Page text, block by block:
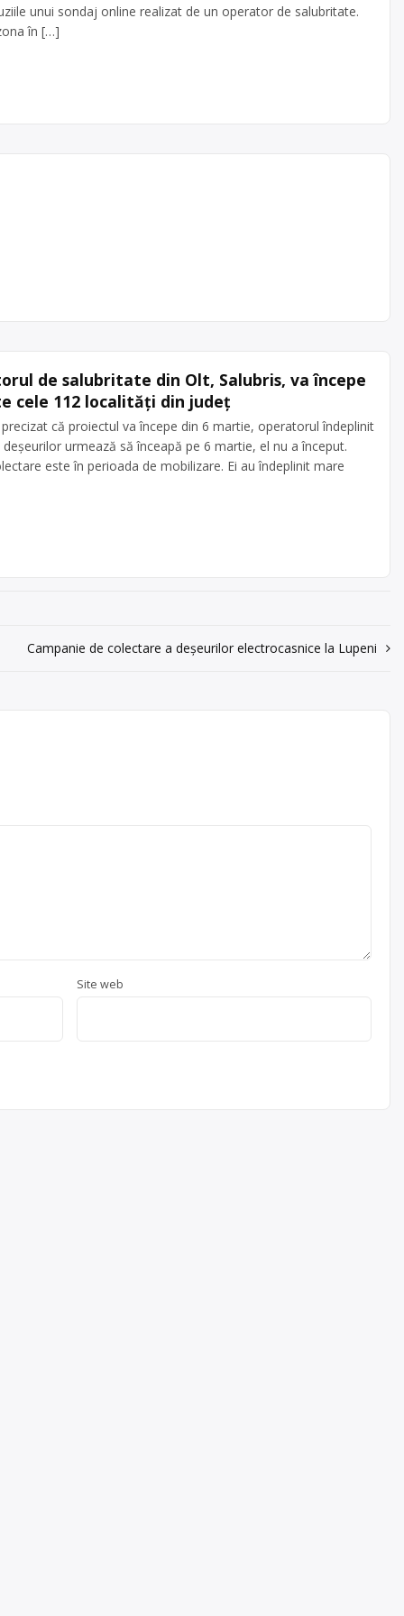
unui sondaj online realizat de un operator de salubritate.
în […]
de salubritate din Olt, Salubris, va începe
cele 112 localități din județ
că proiectul va începe din 6 martie, operatorul îndeplinit
urmează să înceapă pe 6 martie, el nu a început.
este în perioada de mobilizare. Ei au îndeplinit mare
Campanie de colectare a deșeurilor electrocasnice la Lupeni
Site web